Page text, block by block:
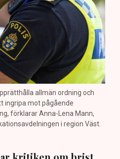
allmän ordning och
ingripa mot pågående
förklarar Anna-Lena Mann,
i region Väst.